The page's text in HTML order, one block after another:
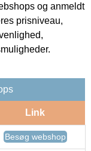
og anmeldt
prisniveau,
Link
Besøg webshop